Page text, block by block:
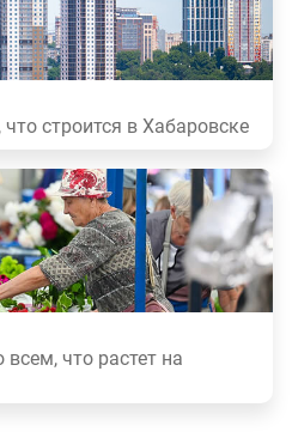
строится в Хабаровске
что растет на